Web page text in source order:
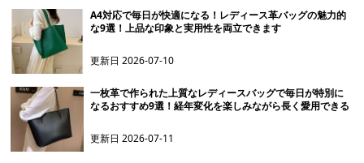
A4対応で毎日が快適になる！レディース革バッグの魅力的
な9選！上品な印象と実用性を両立できます
更新日2026-07-10
一枚革で作られた上質なレディースバッグで毎日が特別に
なるおすすめ9選！経年変化を楽しみながら長く愛用できる
更新日2026-07-11